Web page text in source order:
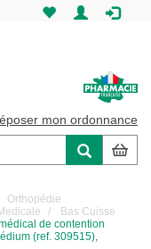
mon ordonnance
Orthopédie
Bas Cuisse
de contention
(ref. 309515),